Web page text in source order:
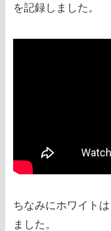
を記録しました。
ちなみにホワイト
ました。